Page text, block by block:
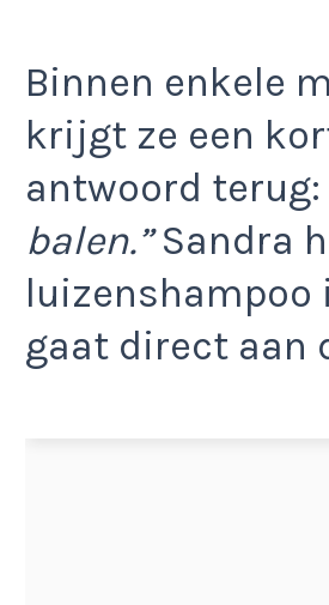
Binnen enkele
krijgt ze een
antwoord terug:
balen.”Sandra
luizenshampoo
gaat direct aan